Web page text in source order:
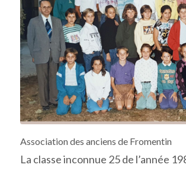
Archives
Association des anciens de Fromentin
La classe inconnue 25 de l’année